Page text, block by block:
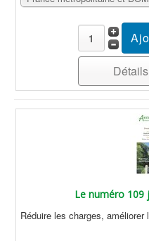
Le numéro 109
Réduire les charges,